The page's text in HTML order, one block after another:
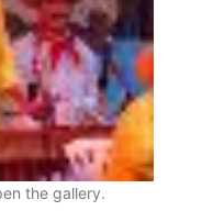
the gallery.